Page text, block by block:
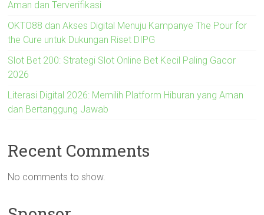
Aman dan Terverifikasi
OKTO88 dan Akses Digital Menuju Kampanye The Pour for
the Cure untuk Dukungan Riset DIPG
Slot Bet 200: Strategi Slot Online Bet Kecil Paling Gacor
2026
Literasi Digital 2026: Memilih Platform Hiburan yang Aman
dan Bertanggung Jawab
Recent Comments
No comments to show.